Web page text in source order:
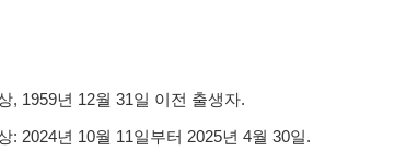
, 1959년 12월 31일 이전 출생자.
: 2024년 10월 11일부터 2025년 4월 30일.